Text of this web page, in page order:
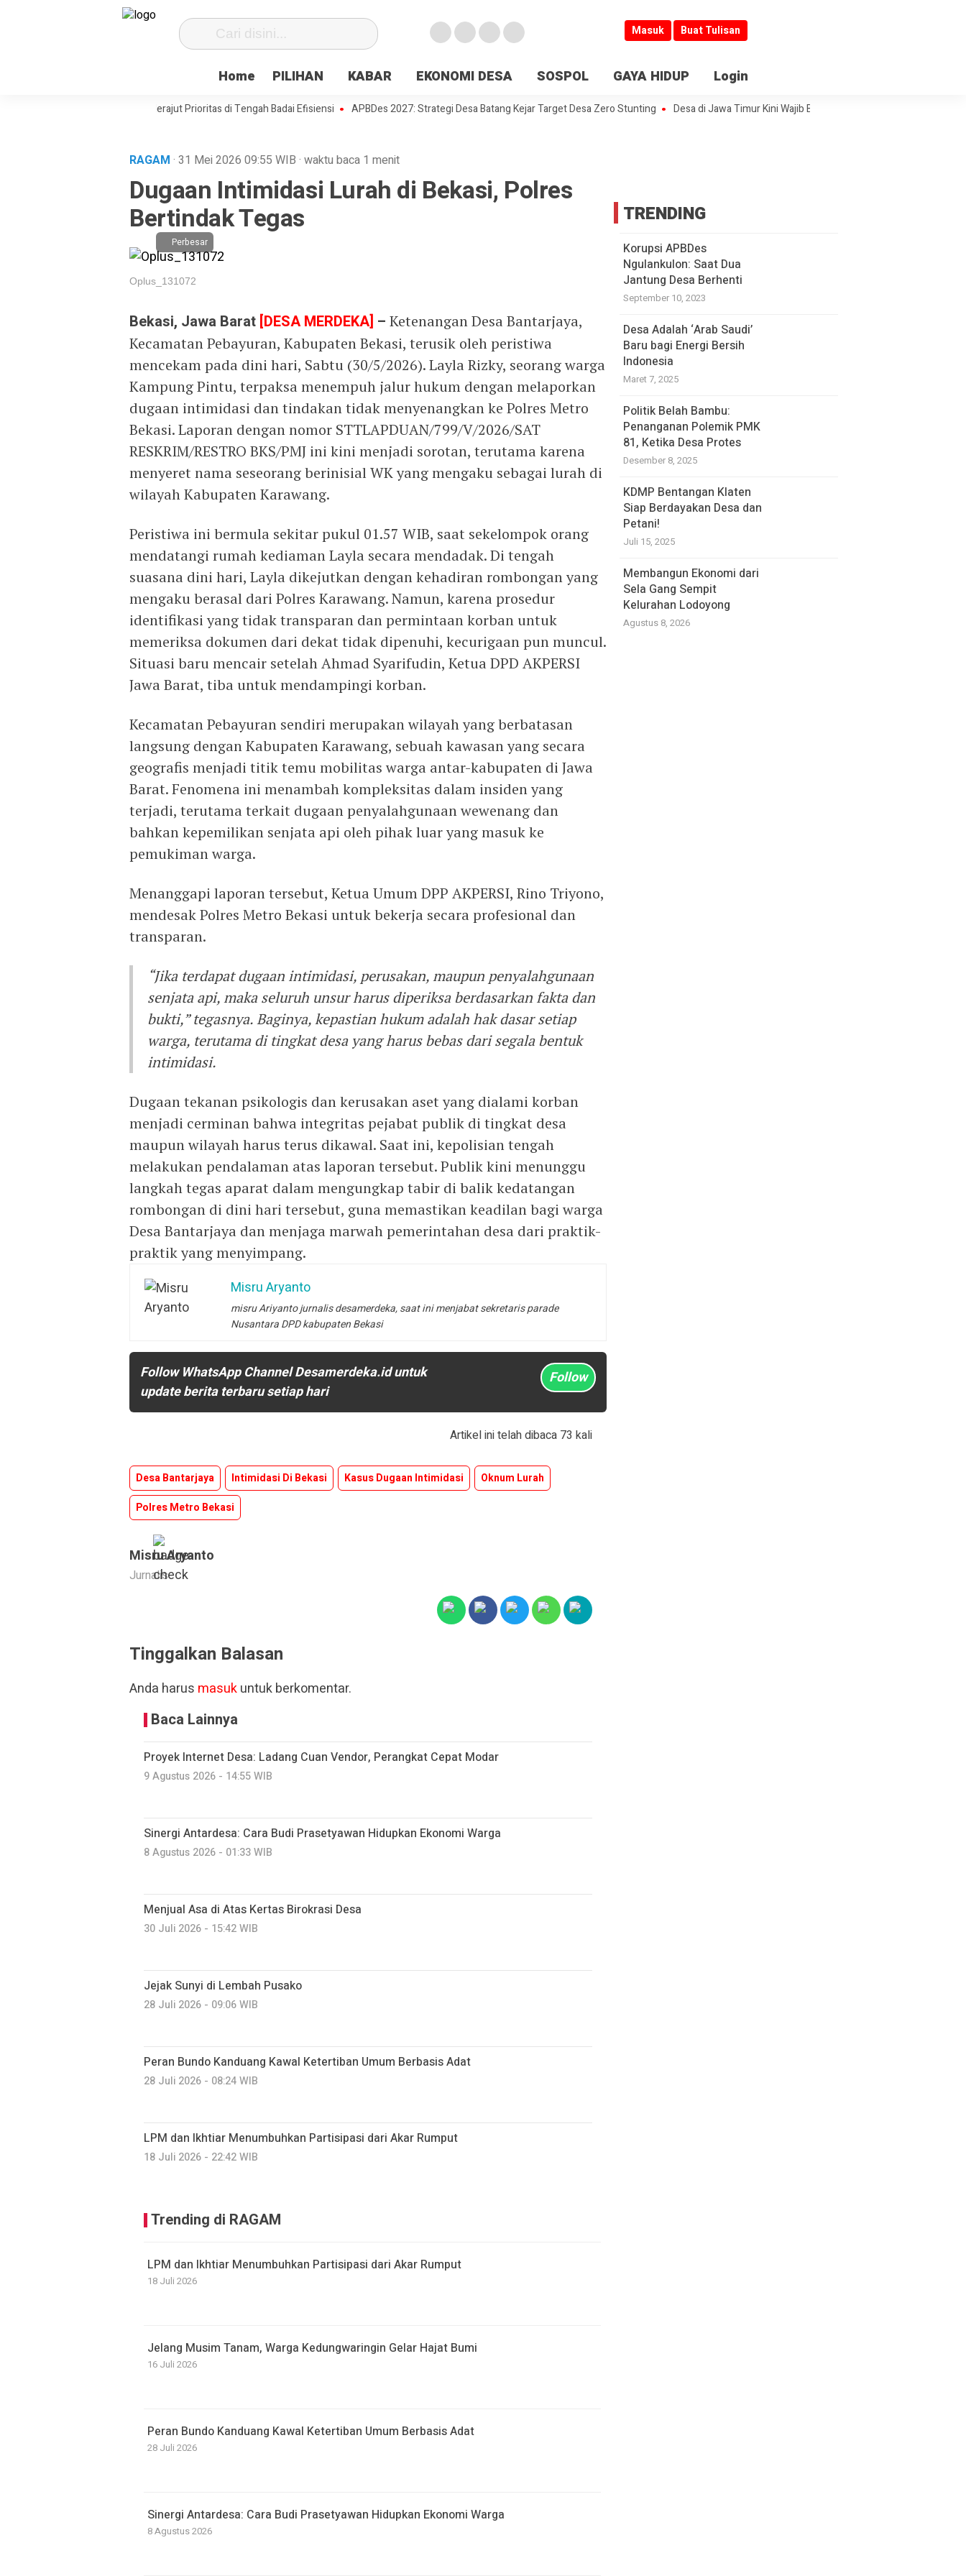
Masuk Buat Tulisan
Home PILIHAN KABAR EKONOMI DESA SOSPOL GAYA HIDUP Login
Desa Paenre Lompoe Merajut Prioritas di Tengah Badai Efisiensi APBDes 2027: Strategi Desa Batang Kejar Target Desa Zero Stunting Desa di Jawa Timur Kini Wajib Buka Informasi
RAGAM · 31 Mei 2026 09:55 WIB · waktu baca 1 menit
Dugaan Intimidasi Lurah di Bekasi, Polres
Bertindak Tegas
Perbesar
Oplus_131072
Bekasi, Jawa Barat [DESA MERDEKA] – Ketenangan Desa Bantarjaya,
Kecamatan Pebayuran, Kabupaten Bekasi, terusik oleh peristiwa
mencekam pada dini hari, Sabtu (30/5/2026). Layla Rizky, seorang warga
Kampung Pintu, terpaksa menempuh jalur hukum dengan melaporkan
dugaan intimidasi dan tindakan tidak menyenangkan ke Polres Metro
Bekasi. Laporan dengan nomor STTLAPDUAN/799/V/2026/SAT
RESKRIM/RESTRO BKS/PMJ ini kini menjadi sorotan, terutama karena
menyeret nama seseorang berinisial WK yang mengaku sebagai lurah di
wilayah Kabupaten Karawang.
Peristiwa ini bermula sekitar pukul 01.57 WIB, saat sekelompok orang
mendatangi rumah kediaman Layla secara mendadak. Di tengah
suasana dini hari, Layla dikejutkan dengan kehadiran rombongan yang
mengaku berasal dari Polres Karawang. Namun, karena prosedur
identifikasi yang tidak transparan dan permintaan korban untuk
memeriksa dokumen dari dekat tidak dipenuhi, kecurigaan pun muncul.
Situasi baru mencair setelah Ahmad Syarifudin, Ketua DPD AKPERSI
Jawa Barat, tiba untuk mendampingi korban.
Kecamatan Pebayuran sendiri merupakan wilayah yang berbatasan
langsung dengan Kabupaten Karawang, sebuah kawasan yang secara
geografis menjadi titik temu mobilitas warga antar-kabupaten di Jawa
Barat. Fenomena ini menambah kompleksitas dalam insiden yang
terjadi, terutama terkait dugaan penyalahgunaan wewenang dan
bahkan kepemilikan senjata api oleh pihak luar yang masuk ke
pemukiman warga.
Menanggapi laporan tersebut, Ketua Umum DPP AKPERSI, Rino Triyono,
mendesak Polres Metro Bekasi untuk bekerja secara profesional dan
transparan.
“Jika terdapat dugaan intimidasi, perusakan, maupun penyalahgunaan
senjata api, maka seluruh unsur harus diperiksa berdasarkan fakta dan
bukti,” tegasnya. Baginya, kepastian hukum adalah hak dasar setiap
warga, terutama di tingkat desa yang harus bebas dari segala bentuk
intimidasi.
Dugaan tekanan psikologis dan kerusakan aset yang dialami korban
menjadi cerminan bahwa integritas pejabat publik di tingkat desa
maupun wilayah harus terus dikawal. Saat ini, kepolisian tengah
melakukan pendalaman atas laporan tersebut. Publik kini menunggu
langkah tegas aparat dalam mengungkap tabir di balik kedatangan
rombongan di dini hari tersebut, guna memastikan keadilan bagi warga
Desa Bantarjaya dan menjaga marwah pemerintahan desa dari praktik-
praktik yang menyimpang.
Misru Aryanto
misru Ariyanto jurnalis desamerdeka, saat ini menjabat sekretaris parade
Nusantara DPD kabupaten Bekasi
Follow WhatsApp Channel Desamerdeka.id untuk
update berita terbaru setiap hari
Follow
Artikel ini telah dibaca 73 kali
Desa Bantarjaya Intimidasi Di Bekasi Kasus Dugaan Intimidasi
Oknum Lurah
Polres Metro Bekasi
Misru Aryanto
Jurnalis
Tinggalkan Balasan
Anda harus masukuntuk berkomentar.
Baca Lainnya
Proyek Internet Desa: Ladang Cuan Vendor, Perangkat Cepat Modar
9 Agustus 2026 - 14:55 WIB
Sinergi Antardesa: Cara Budi Prasetyawan Hidupkan Ekonomi Warga
8 Agustus 2026 - 01:33 WIB
Menjual Asa di Atas Kertas Birokrasi Desa
30 Juli 2026 - 15:42 WIB
Jejak Sunyi di Lembah Pusako
28 Juli 2026 - 09:06 WIB
Peran Bundo Kanduang Kawal Ketertiban Umum Berbasis Adat
28 Juli 2026 - 08:24 WIB
LPM dan Ikhtiar Menumbuhkan Partisipasi dari Akar Rumput
18 Juli 2026 - 22:42 WIB
Trending di RAGAM
LPM dan Ikhtiar Menumbuhkan Partisipasi dari Akar Rumput
18 Juli 2026
Jelang Musim Tanam, Warga Kedungwaringin Gelar Hajat Bumi
16 Juli 2026
Peran Bundo Kanduang Kawal Ketertiban Umum Berbasis Adat
28 Juli 2026
Sinergi Antardesa: Cara Budi Prasetyawan Hidupkan Ekonomi Warga
8 Agustus 2026
TRENDING
Korupsi APBDes
Ngulankulon: Saat Dua
Jantung Desa Berhenti
September 10, 2023
Desa Adalah ‘Arab Saudi’
Baru bagi Energi Bersih
Indonesia
Maret 7, 2025
Politik Belah Bambu:
Penanganan Polemik PMK
81, Ketika Desa Protes
Desember 8, 2025
KDMP Bentangan Klaten
Siap Berdayakan Desa dan
Petani!
Juli 15, 2025
Membangun Ekonomi dari
Sela Gang Sempit
Kelurahan Lodoyong
Agustus 8, 2026